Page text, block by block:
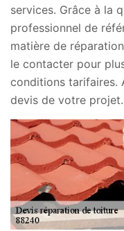
services. Grâce à la
professionnel de
matière de
le contacter pour
conditions tarifaires.
devis de votre projet.